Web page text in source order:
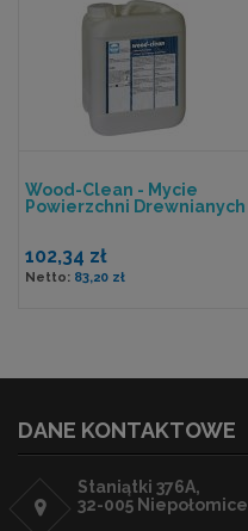
Wood-Clean - Mycie
Powierzchni Drewnianych
102,34 zł
83,20 zł
DANE KONTAKTOWE
Staniątki 376A,
32-005 Niepołomice